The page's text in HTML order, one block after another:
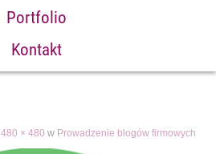
Portfolio
Kontakt
480 × 480 w Prowadzenie blogów firmowych